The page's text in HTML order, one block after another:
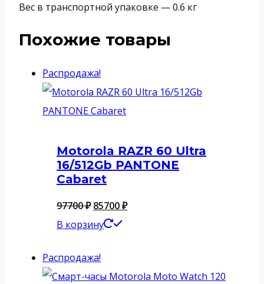
Вес в транспортной упаковке —0.6 кг
Похожие товары
Распродажа!
Motorola RAZR 60 Ultra
16/512Gb PANTONE
Cabaret
97700₽ Первоначальная
цена
97700 ₽.
85700₽Текущая
В корзину
Распродажа!